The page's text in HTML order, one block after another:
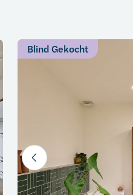
Blind Gekocht